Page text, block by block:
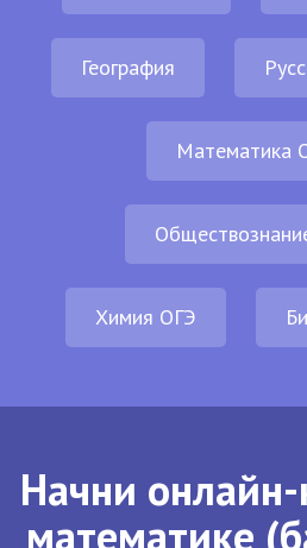
География
Математика
Химия ОГЭ
Начни онлайн-
математике